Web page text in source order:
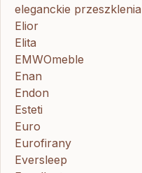
eleganckie
Elior
Elita
EMWOmeble
Enan
Endon
Esteti
Euro
Eurofirany
Eversleep